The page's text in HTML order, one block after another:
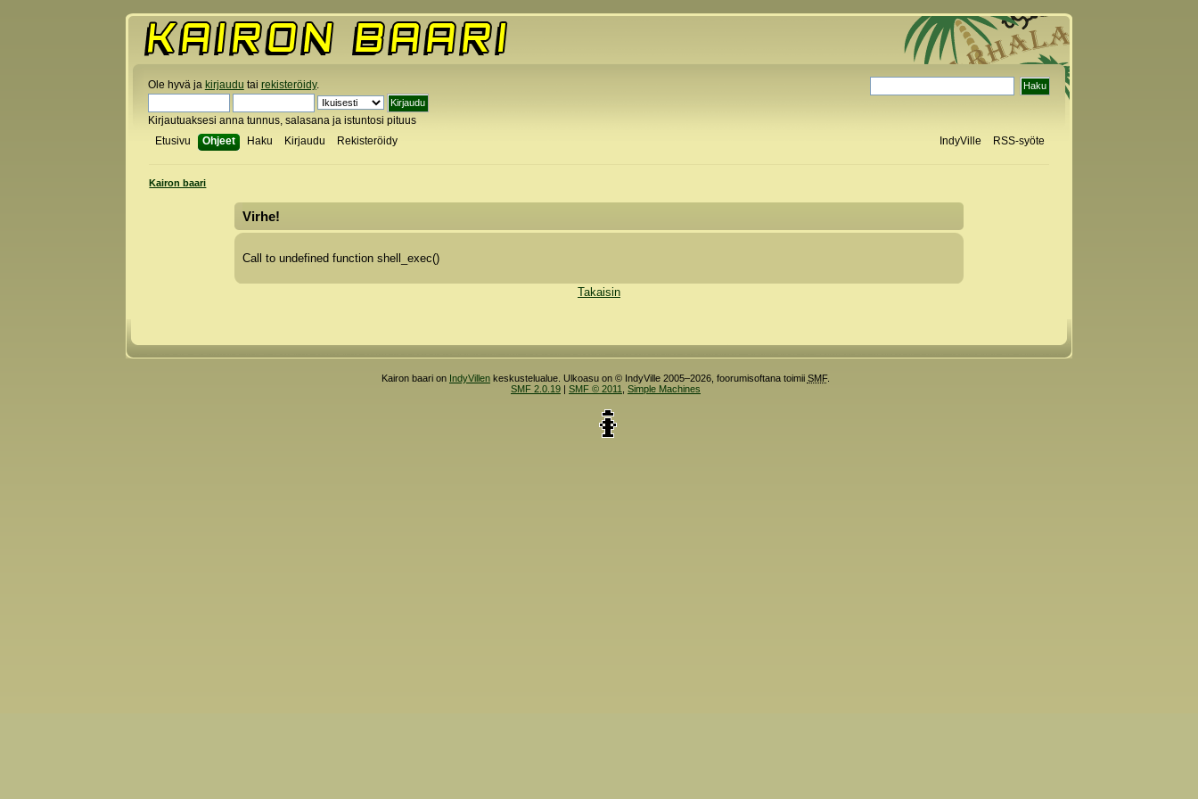
Ole hyvä ja kirjaudu tai rekisteröidy.
Kirjautuaksesi anna tunnus, salasana ja istuntosi pituus
Etusivu
Ohjeet Haku Kirjaudu Rekisteröidy IndyVille RSS-syöte
Kairon baari
Virhe!
Call to undefined function shell_exec()
Takaisin
Kairon baari on IndyVillenkeskustelualue. Ulkoasu on © IndyVille 2005–2026, foorumisoftana toimii SMF.
SMF 2.0.19| SMF © 2011 Simple Machines